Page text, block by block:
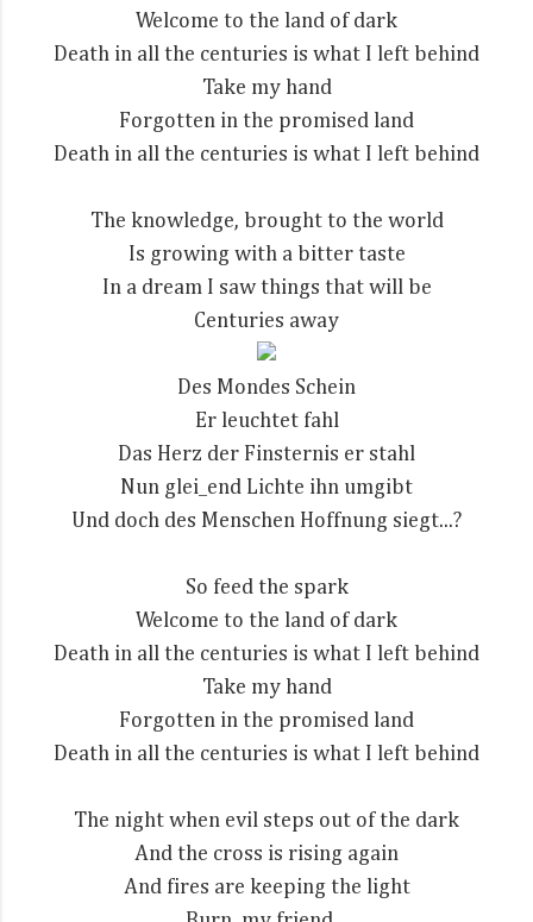
Welcome to the land of dark
Death in all the centuries is what I left behind
Take my hand
Forgotten in the promised land
Death in all the centuries is what I left behind
The knowledge, brought to the world
Is growing with a bitter taste
In a dream I saw things that will be
Centuries away
Des Mondes Schein
Er leuchtet fahl
Das Herz der Finsternis er stahl
Nun glei_end Lichte ihn umgibt
Und doch des Menschen Hoffnung siegt...?
So feed the spark
Welcome to the land of dark
Death in all the centuries is what I left behind
Take my hand
Forgotten in the promised land
Death in all the centuries is what I left behind
The night when evil steps out of the dark
And the cross is rising again
And fires are keeping the light